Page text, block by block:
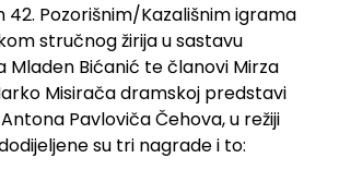
42. Pozorišnim/Kazališnim igrama
stručnog žirija u sastavu
Mladen Bićanić te članovi Mirza
Misirača dramskoj predstavi
Pavloviča Čehova, u režiji
su tri nagrade i to: